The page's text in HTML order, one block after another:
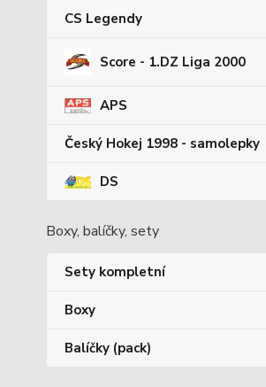
CS Legendy
Score - 1.DZ Liga 2000
APS
Český Hokej 1998 - samolepky
DS
Boxy, balíčky, sety
Sety kompletní
Boxy
Balíčky (pack)